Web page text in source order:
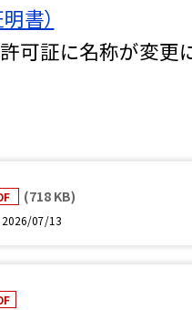
書）
可証に名称が変更に
(718 KB)
2026/07/13